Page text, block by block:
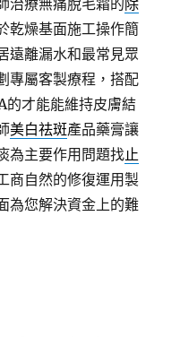
治療無痛脫毛霜的除
乾燥基面施工操作簡
遠離漏水和最常見眾
專屬客製療程，搭配
的才能能維持皮膚結
美白祛斑產品藥膏讓
為主要作用問題找止
商自然的修復運用製
為您解決資金上的難